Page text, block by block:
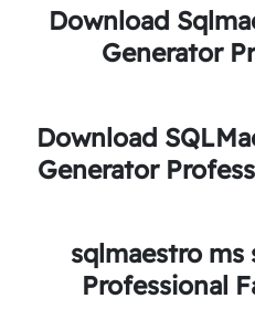
Download
Generator
Download
Generator
sqlmaestro ms
Professional